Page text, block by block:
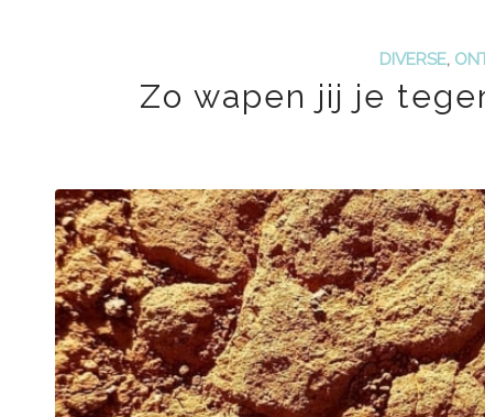
DIVERSE,
Zo wapen jij je